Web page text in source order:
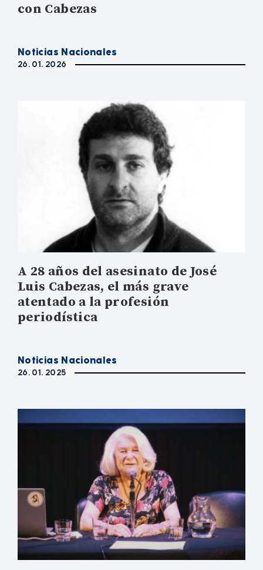
con Cabezas
Noticias Nacionales
26. 01. 2026
A 28 años del asesinato de José
Luis Cabezas, el más grave
atentado a la profesión
periodística
Noticias Nacionales
26. 01. 2025